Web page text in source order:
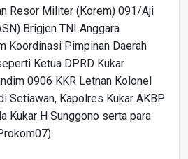
Resor Militer (Korem) 091/Aji
Brigjen TNI Anggara
Koordinasi Pimpinan Daerah
Ketua DPRD Kukar
0906 KKR Letnan Kolonel
Setiawan, Kapolres Kukar AKBP
Kukar H Sunggono serta para